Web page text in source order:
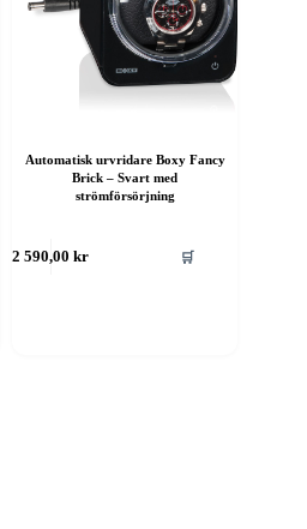
Automatisk urvridare Boxy Fancy
Brick – Svart med
strömförsörjning
2 590,00kr 🛒